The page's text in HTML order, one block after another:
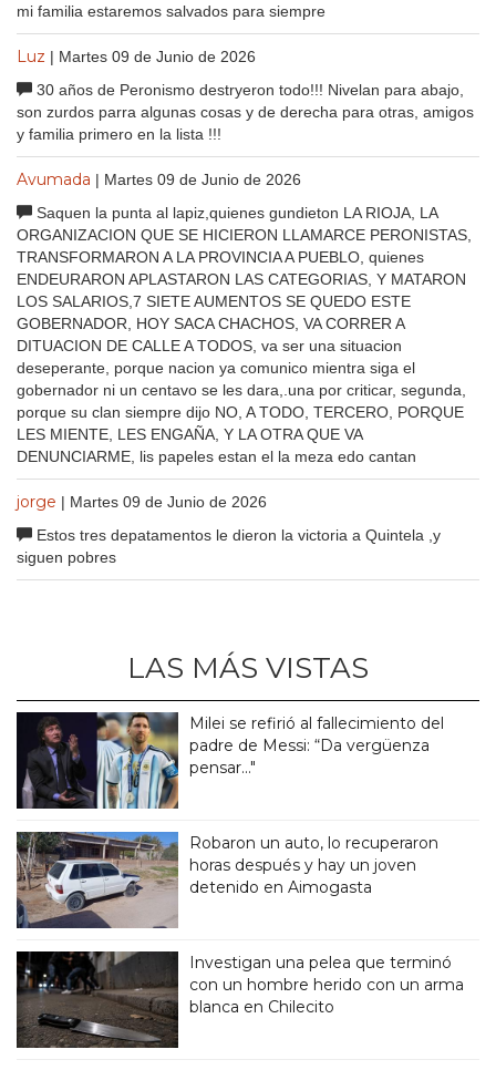
mi familia estaremos salvados para siempre
Luz | Martes 09 de Junio de 2026
30 años de Peronismo destryeron todo!!! Nivelan para abajo,
son zurdos parra algunas cosas y de derecha para otras, amigos
y familia primero en la lista !!!
Avumada | Martes 09 de Junio de 2026
Saquen la punta al lapiz,quienes gundieton LA RIOJA, LA
ORGANIZACION QUE SE HICIERON LLAMARCE PERONISTAS,
TRANSFORMARON A LA PROVINCIA A PUEBLO, quienes
ENDEURARON APLASTARON LAS CATEGORIAS, Y MATARON
LOS SALARIOS,7 SIETE AUMENTOS SE QUEDO ESTE
GOBERNADOR, HOY SACA CHACHOS, VA CORRER A
DITUACION DE CALLE A TODOS, va ser una situacion
deseperante, porque nacion ya comunico mientra siga el
gobernador ni un centavo se les dara,.una por criticar, segunda,
porque su clan siempre dijo NO, A TODO, TERCERO, PORQUE
LES MIENTE, LES ENGAÑA, Y LA OTRA QUE VA
DENUNCIARME, lis papeles estan el la meza edo cantan
jorge | Martes 09 de Junio de 2026
Estos tres depatamentos le dieron la victoria a Quintela ,y
siguen pobres
LAS MÁS VISTAS
Milei se refirió al fallecimiento del
padre de Messi: “Da vergüenza
pensar..."
Robaron un auto, lo recuperaron
horas después y hay un joven
detenido en Aimogasta
Investigan una pelea que terminó
con un hombre herido con un arma
blanca en Chilecito